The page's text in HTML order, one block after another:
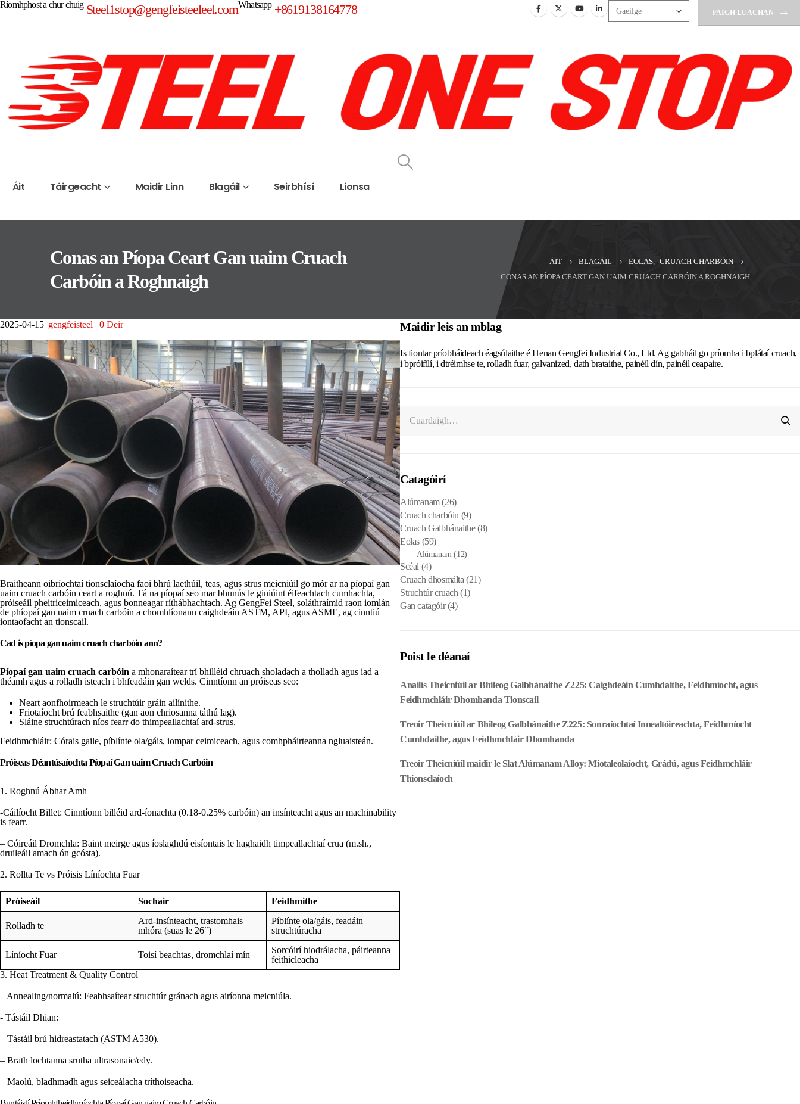
Ríomhphost a chur chuig Steel1stop@gengfeisteeleel.comWhatsapp +8619138164778 FAIGH LUACHAN
Áit Táirgeacht Maidir Linn Blagáil Seirbhísí Lionsa
Conas an Píopa Ceart Gan uaim Cruach
Carbóin a Roghnaigh
ÁIT BLAGÁIL EOLAS
CRUACH CHARBÓIN
CONAS AN PÍOPA CEART GAN UAIM CRUACH CARBÓIN A ROGHNAIGH
2025-04-15 gengfeisteel 0 Deir
Braitheann oibríochtaí tionsclaíocha faoi bhrú laethúil, teas, agus strus meicniúil go mór ar na píopaí gan
uaim cruach carbóin ceart a roghnú. Tá na píopaí seo mar bhunús le giniúint éifeachtach cumhachta,
próiseáil pheitriceimiceach, agus bonneagar ríthábhachtach. Ag GengFei Steel, soláthraímid raon iomlán
de phíopaí gan uaim cruach carbóin a chomhlíonann caighdeáin ASTM, API, agus ASME, ag cinntiú
iontaofacht an tionscail.
Cad is píopa gan uaim cruach charbóin ann?
Píopaí gan uaim cruach carbóin a mhonaraítear trí bhilléid chruach sholadach a tholladh agus iad a
théamh agus a rolladh isteach i bhfeadáin gan welds. Cinntíonn an próiseas seo:
Neart aonfhoirmeach le struchtúir gráin ailínithe.
Friotaíocht brú feabhsaithe (gan aon chriosanna táthú lag).
Sláine struchtúrach níos fearr do thimpeallachtaí ard-strus.
Feidhmchláir: Córais gaile, píblínte ola/gáis, iompar ceimiceach, agus comhpháirteanna ngluaisteán.
Próiseas Déantúsaíochta Píopaí Gan uaim Cruach Carbóin
1. Roghnú Ábhar Amh
-Cáilíocht Billet: Cinntíonn billéid ard-íonachta (0.18-0.25% carbóin) an insínteacht agus an machinability
is fearr.
– Cóireáil Dromchla: Baint meirge agus íoslaghdú eisíontais le haghaidh timpeallachtaí crua (m.sh.,
druileáil amach ón gcósta).
2. Rollta Te vs Próisis Líníochta Fuar
Próiseáil Sochair Feidhmithe
Rolladh te
Ard-insínteacht, trastomhais
mhóra (suas le 26″)
Píblínte ola/gáis, feadáin
struchtúracha
Líníocht Fuar Toisí beachtas, dromchlaí mín
Sorcóirí hiodrálacha, páirteanna
feithicleacha
3. Heat Treatment & Quality Control
– Annealing/normalú: Feabhsaítear struchtúr gránach agus airíonna meicniúla.
- Tástáil Dhian:
– Tástáil brú hidreastatach (ASTM A530).
– Brath lochtanna srutha ultrasonaic/edy.
– Maolú, bladhmadh agus seiceálacha tríthoiseacha.
Maidir leis an mblag
Is fiontar príobháideach éagsúlaithe é Henan Gengfei Industrial Co., Ltd. Ag gabháil go príomha i bplátaí cruach,
i bpróifílí, i dtréimhse te, rolladh fuar, galvanized, dath brataithe, painéil dín, painéil ceapaire.
Catagóirí
Alúmanam(26)
Cruach charbóin (9)
Cruach Galbhánaithe(8)
Eolas (59)
Alúmanam (12)
Scéal (4)
Cruach dhosmálta (21)
Struchtúr cruach (1)
Gan catagóir(4)
Poist le déanaí
Anailís Theicniúil ar Bhileog Galbhánaithe Z225: Caighdeáin Cumhdaithe, Feidhmíocht, agus
Feidhmchláir Dhomhanda Tionscail
Treoir Theicniúil ar Bhileog Galbhánaithe Z225: Sonraíochtaí Innealtóireachta, Feidhmíocht
Cumhdaithe, agus Feidhmchláir Dhomhanda
Treoir Theicniúil maidir le Slat Alúmanam Alloy: Miotaleolaíocht, Grádú, agus Feidhmchláir
Thionsclaíoch